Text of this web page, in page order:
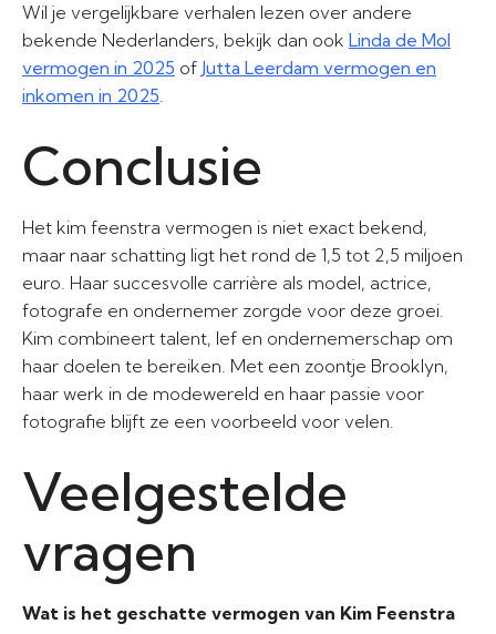
Wil je vergelijkbare verhalen lezen over andere
bekende Nederlanders, bekijk dan ook Linda de Mol
vermogen in 2025 of Jutta Leerdam vermogen en
inkomen in 2025.
Conclusie
Het kim feenstra vermogen is niet exact bekend,
maar naar schatting ligt het rond de 1,5 tot 2,5 miljoen
euro. Haar succesvolle carrière als model, actrice,
fotografe en ondernemer zorgde voor deze groei.
Kim combineert talent, lef en ondernemerschap om
haar doelen te bereiken. Met een zoontje Brooklyn,
haar werk in de modewereld en haar passie voor
fotografie blijft ze een voorbeeld voor velen.
Veelgestelde
vragen
Wat is het geschatte vermogen van Kim Feenstra